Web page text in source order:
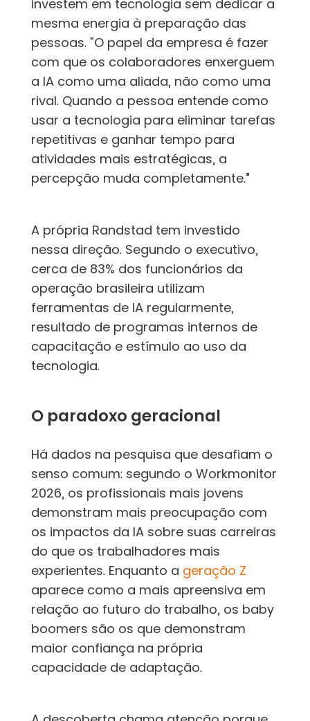
investem em tecnologia sem dedicar a
mesma energia à preparação das
pessoas. “O papel da empresa é fazer
com que os colaboradores enxerguem
a IA como uma aliada, não como uma
rival. Quando a pessoa entende como
usar a tecnologia para eliminar tarefas
repetitivas e ganhar tempo para
atividades mais estratégicas, a
percepção muda completamente.”
A própria Randstad tem investido
nessa direção. Segundo o executivo,
cerca de 83% dos funcionários da
operação brasileira utilizam
ferramentas de IA regularmente,
resultado de programas internos de
capacitação e estímulo ao uso da
tecnologia.
O paradoxo geracional
Há dados na pesquisa que desafiam o
senso comum: segundo o Workmonitor
2026, os profissionais mais jovens
demonstram mais preocupação com
os impactos da IA sobre suas carreiras
do que os trabalhadores mais
experientes. Enquanto a geração Z
aparece como a mais apreensiva em
relação ao futuro do trabalho, os baby
boomers são os que demonstram
maior confiança na própria
capacidade de adaptação.